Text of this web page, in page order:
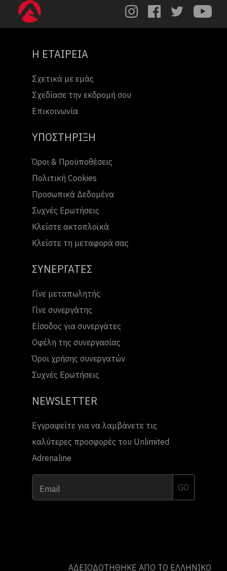
Η ΕΤΑΙΡΕΙΑ
Σχετικά με εμάς
Σχεδίασε την εκδρομή σου
Επικοινωνία
ΥΠΟΣΤΗΡΙΞΗ
Όροι & Προϋποθέσεις
Πολιτική Cookies
Προσωπικά Δεδομένα
Συχνές Ερωτήσεις
Κλείστε ακτοπλοϊκά
Κλείστε τη μεταφορά σας
ΣΥΝΕΡΓΑΤΕΣ
Γίνε μεταπωλητής
Γίνε συνεργάτης
Είσοδος για συνεργάτες
Οφέλη της συνεργασίας
Όροι χρήσης συνεργατών
Συχνές Ερωτήσεις
NEWSLETTER
Εγγραφείτε για να λαμβάνετε τις
καλύτερες προσφορές του Unlimited
Adrenaline
Email GO
ΑΔΕΙΟΔΟΤΗΘΗΚΕ ΑΠΟ ΤO ΕΛΛΗΝΙΚΟ